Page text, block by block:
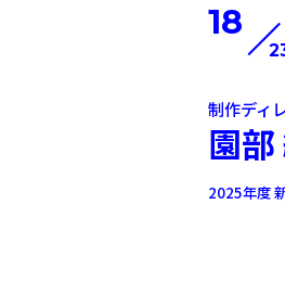
18
制作ディ
園
2025年度